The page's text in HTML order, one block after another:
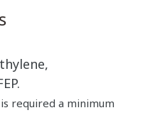
required a minimum